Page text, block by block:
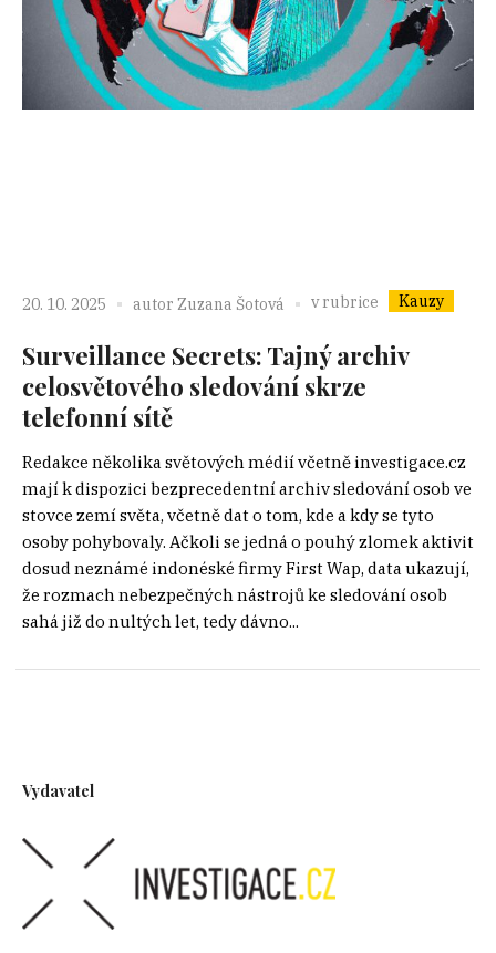
20. 10. 2025 autor Zuzana Šotová v rubrice Kauzy
Surveillance Secrets: Tajný archiv
celosvětového sledování skrze
telefonní sítě
Redakce několika světových médií včetně investigace.cz
mají k dispozici bezprecedentní archiv sledování osob ve
stovce zemí světa, včetně dat o tom, kde a kdy se tyto
osoby pohybovaly. Ačkoli se jedná o pouhý zlomek aktivit
dosud neznámé indonéské firmy First Wap, data ukazují,
že rozmach nebezpečných nástrojů ke sledování osob
sahá již do nultých let, tedy dávno...
Vydavatel